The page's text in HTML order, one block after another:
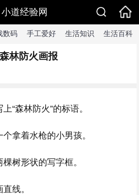
小道经验网
数码 手工爱好 生活知识 生活百科
林防火画报
“森林防火”的标语。
拿着水枪的小男孩。
树形状的写字框。
线。